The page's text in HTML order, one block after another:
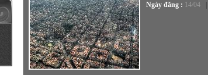
Ngày đăng : 14/04|